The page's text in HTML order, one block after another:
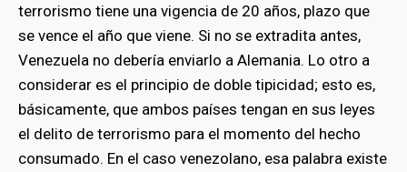
terrorismo tiene una vigencia de 20 años, plazo que
se vence el año que viene. Si no se extradita antes,
Venezuela no debería enviarlo a Alemania. Lo otro a
considerar es el principio de doble tipicidad; esto es,
básicamente, que ambos países tengan en sus leyes
el delito de terrorismo para el momento del hecho
consumado. En el caso venezolano, esa palabra existe